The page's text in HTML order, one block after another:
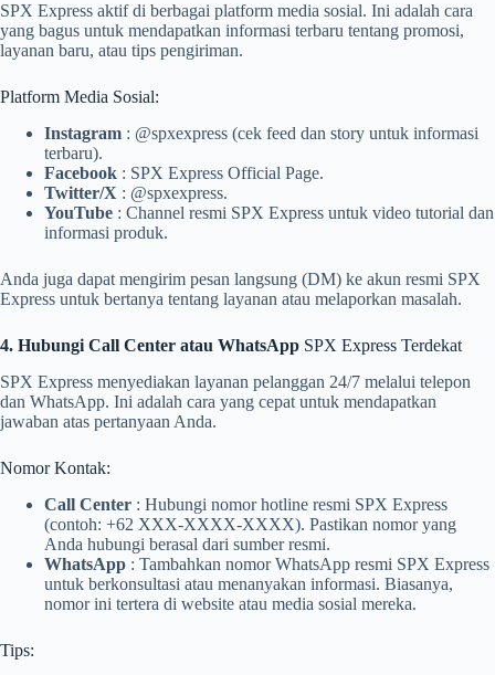
SPX Express aktif di berbagai platform media sosial. Ini adalah cara
yang bagus untuk mendapatkan informasi terbaru tentang promosi,
layanan baru, atau tips pengiriman.
Platform Media Sosial:
Instagram : @spxexpress (cek feed dan story untuk informasi
terbaru).
Facebook : SPX Express Official Page.
Twitter/X : @spxexpress.
YouTube : Channel resmi SPX Express untuk video tutorial dan
informasi produk.
Anda juga dapat mengirim pesan langsung (DM) ke akun resmi SPX
Express untuk bertanya tentang layanan atau melaporkan masalah.
4. Hubungi Call Center atau WhatsApp SPX Express Terdekat
SPX Express menyediakan layanan pelanggan 24/7 melalui telepon
dan WhatsApp. Ini adalah cara yang cepat untuk mendapatkan
jawaban atas pertanyaan Anda.
Nomor Kontak:
Call Center : Hubungi nomor hotline resmi SPX Express
(contoh: +62 XXX-XXXX-XXXX). Pastikan nomor yang
Anda hubungi berasal dari sumber resmi.
WhatsApp : Tambahkan nomor WhatsApp resmi SPX Express
untuk berkonsultasi atau menanyakan informasi. Biasanya,
nomor ini tertera di website atau media sosial mereka.
Tips: